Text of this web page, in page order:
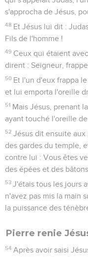
s'approcha de Jésus,
48 Et Jésus lui dit :
Fils de l'homme !
49 Ceux qui étaient
dirent : Seigneur,
50 Et l'un d'eux frappa
et lui emporta l'oreille
51 Mais Jésus, prenant
ayant touché l'oreille
52 Jésus dit ensuite
des gardes du temple,
contre lui : Vous êtes
des épées et des bâtons.
53 J'étais tous les jours
n'avez pas mis la main
la puissance des
Pierre renie
54 Après avoir saisi